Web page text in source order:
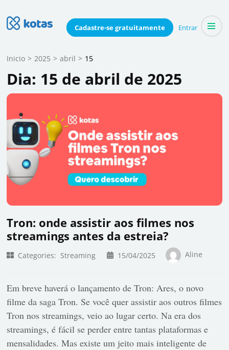
Cadastre-segratuitamente Entrar
to
(Press
Blog do Kotas
Dicas e conteúdo relevante para economizar coletivamente
Inicio > 2025 > abril > 15
Dia: 15 de abril de 2025
Tron: onde assistir aos filmes nos
streamings antes da estreia?
Categories: Streaming 15/04/2025 Aline
Em breve haverá o lançamento de Tron: Ares, o novo
filme da saga Tron. Se você quer assistir aos outros filmes
Tron nos streamings, veio ao lugar certo. Na era dos
streamings, é fácil se perder entre tantas plataformas e
mensalidades. Mas existe um jeito mais inteligente de